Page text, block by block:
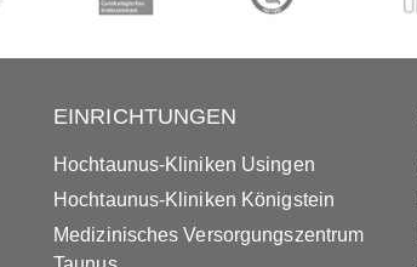
EINRICHTUNGEN
Hochtaunus-Kliniken Usingen
Hochtaunus-Kliniken Königstein
Medizinisches Versorgungszentrum